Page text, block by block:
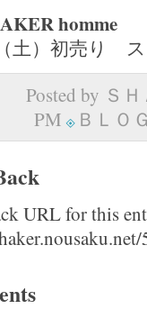
homme
）初売り ス
Posted by Ｓ
PM
ＢＬＯＧ
URL for this